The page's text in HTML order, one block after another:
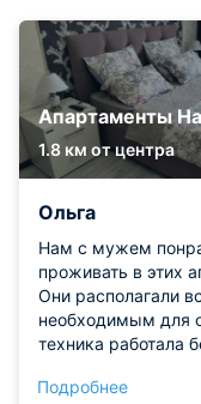
Апартаменты
1.8 км от центра
Ольга
Нам с мужем
проживать в этих
Они располагали
необходимым для
техника работала
В квартире тихо и
Подробнее